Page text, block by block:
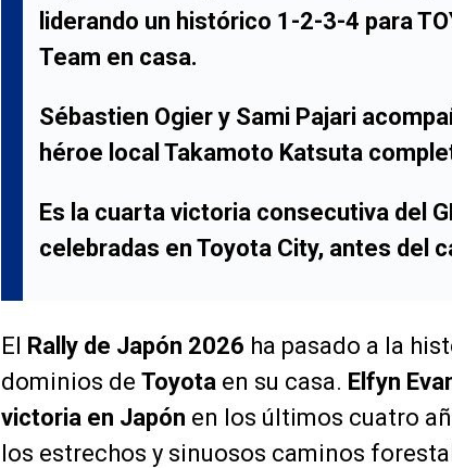
liderando un histórico 1-2-3-4 para
Team en casa.
Sébastien Ogier y Sami Pajari
héroe local Takamoto Katsuta
Es la cuarta victoria consecutiva del
celebradas en Toyota City, antes del
El Rally de Japón 2026 ha pasado a la
dominios de Toyota en su casa. Elfyn
victoria en Japón en los últimos cuatro
los estrechos y sinuosos caminos